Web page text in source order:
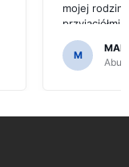
mojej
przyjaciółmi
jest niedrogi
M
Abu